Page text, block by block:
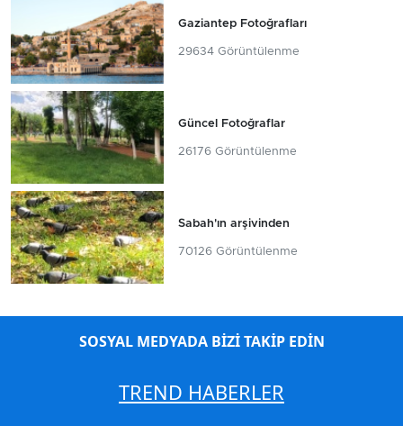
Gaziantep Fotoğrafları
29634 Görüntülenme
Güncel Fotoğraflar
26176 Görüntülenme
Sabah'ın arşivinden
70126 Görüntülenme
SOSYAL MEDYADA BİZİ TAKİP EDİN
TREND HABERLER